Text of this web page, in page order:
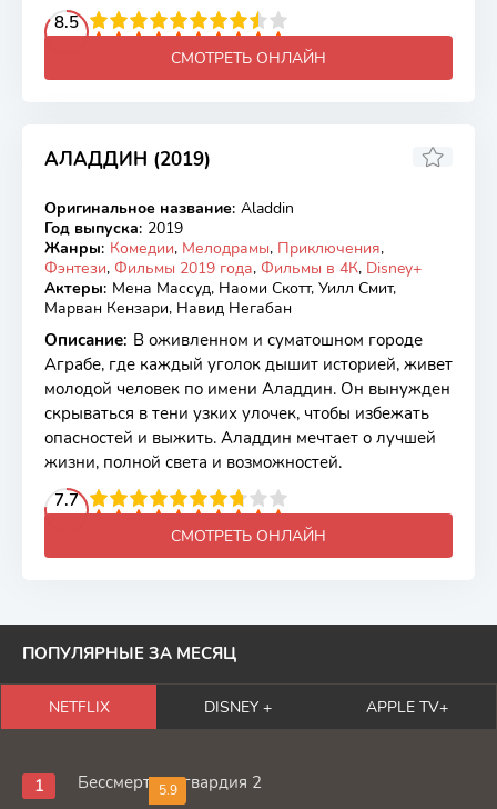
8.5
4 5 6 7 8 9 10
СМОТРЕТЬ ОНЛАЙН
АЛАДДИН (2019)
BDRip
7.30
Оригинальное название: Aladdin
Год выпуска: 2019
Жанры: Комедии, Мелодрамы, Приключения,
Фэнтези, Фильмы 2019 года, Фильмы в 4К, Disney+
Актеры: Мена Массуд, Наоми Скотт, Уилл Смит,
Марван Кензари, Навид Негабан
Описание: В оживленном и суматошном городе
Аграбе, где каждый уголок дышит историей, живет
молодой человек по имени Аладдин. Он вынужден
скрываться в тени узких улочек, чтобы избежать
опасностей и выжить. Аладдин мечтает о лучшей
жизни, полной света и возможностей.
7.7
4 5 6 7 8 9 10
СМОТРЕТЬ ОНЛАЙН
ПОПУЛЯРНЫЕ ЗА МЕСЯЦ
NETFLIX DISNEY + APPLE TV+
5.9
Бессмертная гвардия 2